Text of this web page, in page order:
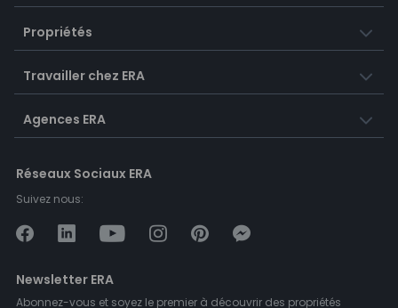
Propriétés
Travailler chez ERA
Agences ERA
Réseaux Sociaux ERA
Suivez nous:
Newsletter ERA
Abonnez-vous et soyez le premier à découvrir des propriétés